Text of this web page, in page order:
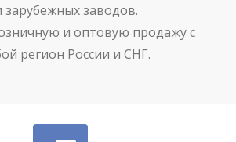
зарубежных заводов.
и оптовую продажу с
регион России и СНГ.